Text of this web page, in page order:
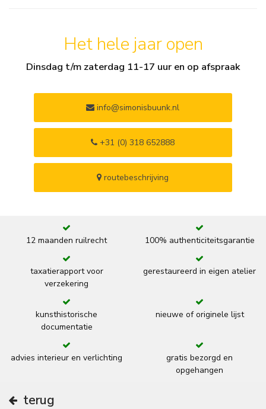
Het hele jaar open
Dinsdag t/m zaterdag 11-17 uur en op afspraak
info@simonisbuunk.nl
+31 (0) 318 652888
routebeschrijving
12 maanden ruilrecht 100% authenticiteitsgarantie
taxatierapport voor
verzekering
gerestaureerd in eigen atelier
kunsthistorische
documentatie
nieuwe of originele lijst
advies interieur en verlichting
gratis bezorgd en
opgehangen
terug